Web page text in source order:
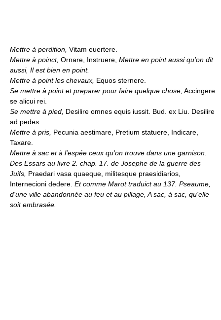
Mettre à perdition, Vitam euertere.
Mettre à poinct, Ornare, Instruere, Mettre en point aussi qu'on dit
aussi, Il est bien en point.
Mettre à point les chevaux, Equos sternere.
Se mettre à point et preparer pour faire quelque chose, Accingere
se alicui rei.
Se mettre à pied, Desilire omnes equis iussit. Bud. ex Liu. Desilire
ad pedes.
Mettre à pris, Pecunia aestimare, Pretium statuere, Indicare,
Taxare.
Mettre à sac et à l'espée ceux qu'on trouve dans une garnison.
Des Essars au livre 2. chap. 17. de Josephe de la guerre des
Juifs, Praedari vasa quaeque, militesque praesidiarios,
Internecioni dedere. Et comme Marot traduict au 137. Pseaume,
d'une ville abandonnée au feu et au pillage, A sac, à sac, qu'elle
soit embrasée.